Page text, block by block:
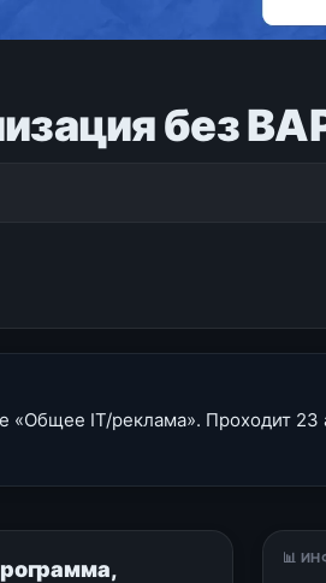
без
IT/реклама». Проходит 23
📊